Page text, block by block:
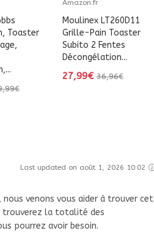
Toaster
Amazon.fr
Moulinex LT260D11
Grille-Pain Toaster
Subito 2 Fentes
Décongélation...
27,99€ 36,96€
Last updated on août 1, 2026 10:02
venons vous aider à trouver cet
trouverez la totalité des
pourrez avoir besoin.